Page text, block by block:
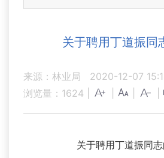
关于聘用丁道振同
来源：林业局
2020-12-07
浏览量： 1624
关于聘用丁道振同